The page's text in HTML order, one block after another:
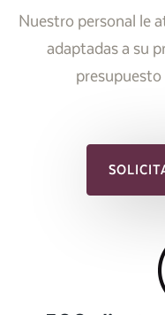
Nuestro personal le
adaptadas a su
presupuesto